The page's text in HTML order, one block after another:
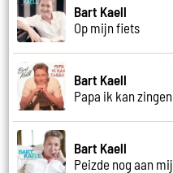
Bart Kaell
Op mijn fiets
Bart Kaell
Papa ik kan zingen
Bart Kaell
Peizde nog aan mij